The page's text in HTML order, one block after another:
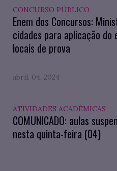
CONCURSO PÚBLICO
Enem dos Concursos:
cidades para aplicação do
locais de prova
abril. 04, 2024
ATIVIDADES ACADÊMICAS
COMUNICADO: aulas
nesta quinta-feira (04)